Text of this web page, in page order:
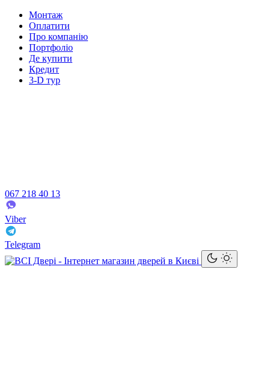
Монтаж
Оплатити
Про компанію
Портфоліо
Де купити
Кредит
3-D тур
067 218 40 13
Viber
Telegram